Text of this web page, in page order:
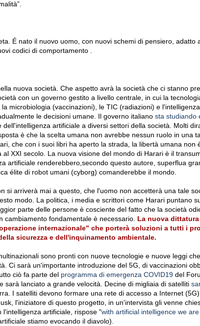
É nato il nuovo uomo, con nuovi schemi di pensiero, adatto
codici di comportamento .
nuova società. Che aspetto avrà la società che ci stanno
con un governo gestito a livello centrale, in cui la
microbiologia (vaccinazioni), le TIC (radiazioni) e
le decisioni umane. Il governo italiano sta studiando
dell'intelligenza artificiale a diversi settori della società. Molti
è che la scelta umana non avrebbe nessun ruolo in una
che con i suoi libri ha aperto la strada, la libertà umana non
XXI secolo. La nuova visione del mondo di Harari è il
artificiale renderebbero,secondo questo autore, superflua
élite di robot umani (cyborg) comanderebbe il mondo.
si arriverà mai a questo, che l'uomo non accetterà una tale
modo. La politica, i media e scrittori come Harari puntano
parte delle persone è cosciente del fatto che la società
cambiamento fondamentale è necessario. La nuova
internazionale" che porterà soluzioni a tutti i
sicurezza e dell'inquinamento ambientale.
sono pronti con nuove tecnologie e nuove leggi
Ci sarà un'importante introduzione del 5G, di vaccinazioni
ciò fa parte del programma di emergenza COVID19del
sarà lanciato a grande velocità. Decine di migliaia di satelliti
I satelliti devono formare una rete di accesso a Internet
l'iniziatore di questo progetto, in un'intervista gli venne
artificiale, rispose "with artificial intelligence we
stiamo evocando il diavolo).